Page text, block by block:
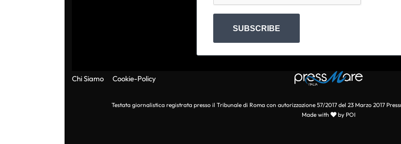
SUBSCRIBE
Chi Siamo Cookie-Policy
Testata giornalistica registrata presso il Tribunale di Roma con autorizzazione 57/2017 del 23 Marzo 2017
Made with
by POI